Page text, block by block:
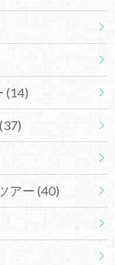
(14)
(37)
アー (40)